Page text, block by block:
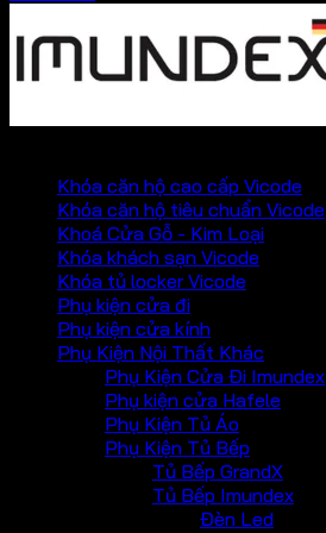
Khóa căn hộ cao cấp Vicode
Khóa căn hộ tiêu chuẩn Vicode
Khoá Cửa Gỗ - Kim Loại
Khóa khách sạn Vicode
Khóa tủ locker Vicode
Phụ kiện cửa đi
Phụ kiện cửa kính
Phụ Kiện Nội Thất Khác
Phụ Kiện Cửa Đi Imundex
Phụ kiện cửa Hafele
Phụ Kiện Tủ Áo
Phụ Kiện Tủ Bếp
Tủ Bếp GrandX
Tủ Bếp Imundex
Đèn Led